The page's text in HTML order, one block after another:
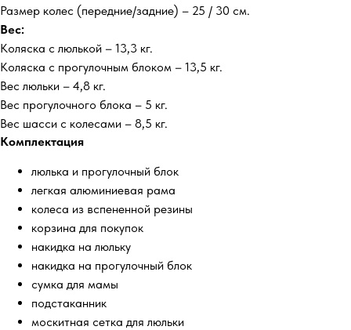
Размер колес (передние/задние) – 25 / 30 см.
Вес:
Коляска с люлькой – 13,3 кг.
Коляска с прогулочным блоком – 13,5 кг.
Вес люльки – 4,8 кг.
Вес прогулочного блока – 5 кг.
Вес шасси с колесами – 8,5 кг.
Комплектация
люлька и прогулочный блок
легкая алюминиевая рама
колеса из вспененной резины
корзина для покупок
накидка на люльку
накидка на прогулочный блок
сумка для мамы
подстаканник
москитная сетка для люльки